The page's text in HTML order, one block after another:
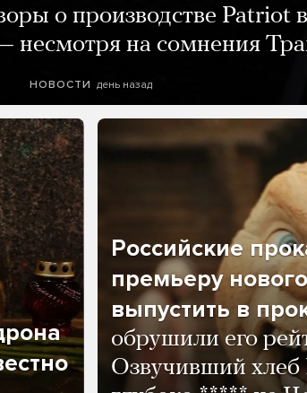
о производстве Patriot
несмотря на сомнения
НОВОСТИ день назад
Российские
премьеру
выпустить в
обрушили его
Озвучивший